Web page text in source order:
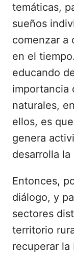
temáticas,
sueños
comenzar a
en el
educando
importancia
naturales,
ellos, es
genera
desarrolla
Entonces,
diálogo, y
sectores
territorio
recuperar la